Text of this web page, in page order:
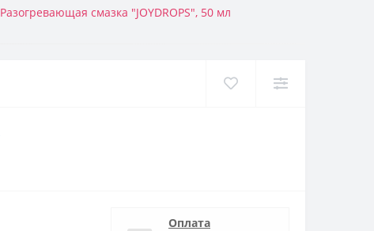
Разогревающая смазка "JOYDROPS", 50 мл
Оплата